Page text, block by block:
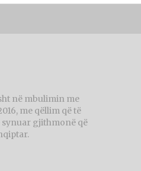
në mbulimin me
me qëllim që të
synuar gjithmonë që